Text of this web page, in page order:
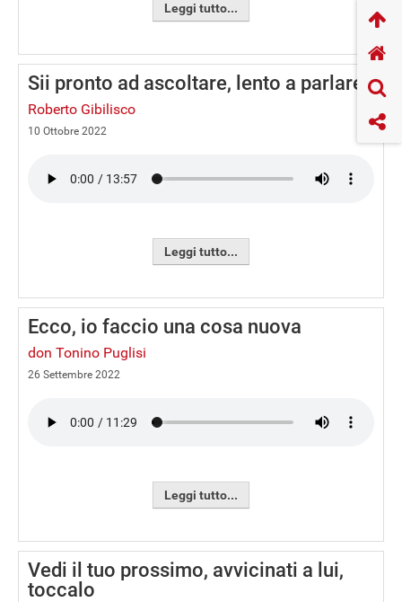
Leggi tutto...
Sii pronto ad ascoltare, lento a parlare
Roberto Gibilisco
10 Ottobre 2022
Leggi tutto...
Ecco, io faccio una cosa nuova
don Tonino Puglisi
26 Settembre 2022
Leggi tutto...
Vedi il tuo prossimo, avvicinati a lui,
toccalo